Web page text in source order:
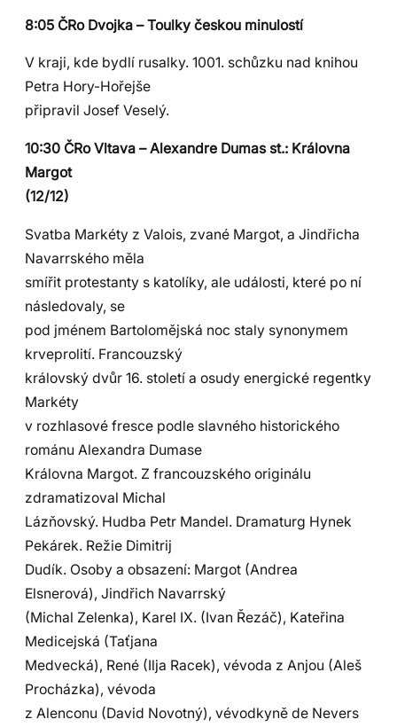
8:05 ČRo Dvojka – Toulky českou minulostí
V kraji, kde bydlí rusalky. 1001. schůzku nad knihou
Petra Hory-Hořejše
připravil Josef Veselý.
10:30 ČRo Vltava – Alexandre Dumas st.: Královna
Margot
(12/12)
Svatba Markéty z Valois, zvané Margot, a Jindřicha
Navarrského měla
smířit protestanty s katolíky, ale události, které po ní
následovaly, se
pod jménem Bartolomějská noc staly synonymem
krveprolití. Francouzský
královský dvůr 16. století a osudy energické regentky
Markéty
v rozhlasové fresce podle slavného historického
románu Alexandra Dumase
Královna Margot. Z francouzského originálu
zdramatizoval Michal
Lázňovský. Hudba Petr Mandel. Dramaturg Hynek
Pekárek. Režie Dimitrij
Dudík. Osoby a obsazení: Margot (Andrea
Elsnerová), Jindřich Navarrský
(Michal Zelenka), Karel IX. (Ivan Řezáč), Kateřina
Medicejská (Taťjana
Medvecká), René (Ilja Racek), vévoda z Anjou (Aleš
Procházka), vévoda
z Alenconu (David Novotný), vévodkyně de Nevers